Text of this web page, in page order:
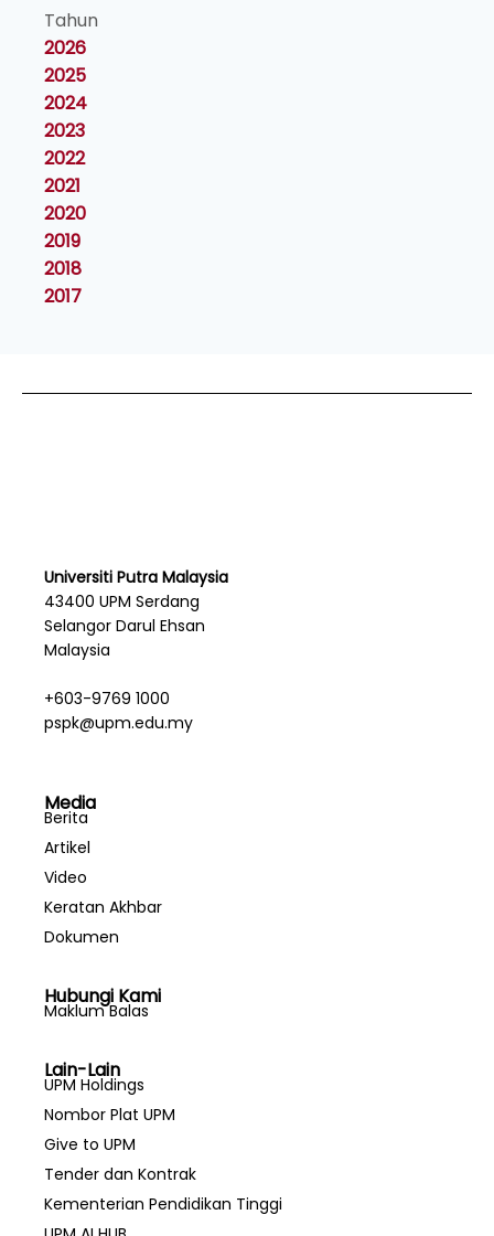
Tahun
2026
2025
2024
2023
2022
2021
2020
2019
2018
2017
Universiti Putra Malaysia
43400 UPM Serdang
Selangor Darul Ehsan
Malaysia
+603-9769 1000
pspk@upm.edu.my
Media
Berita
Artikel
Video
Keratan Akhbar
Dokumen
Hubungi Kami
Maklum Balas
Lain-Lain
UPM Holdings
Nombor Plat UPM
Give to UPM
Tender dan Kontrak
Kementerian Pendidikan Tinggi